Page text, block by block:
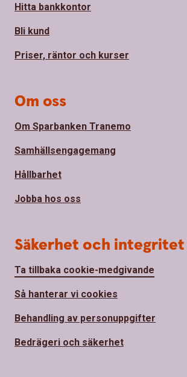
Hitta bankkontor
Bli kund
Priser, räntor och kurser
Om oss
Om Sparbanken Tranemo
Samhällsengagemang
Hållbarhet
Jobba hos oss
Säkerhet och integritet
Ta tillbaka cookie-medgivande
Så hanterar vi cookies
Behandling av personuppgifter
Bedrägeri och säkerhet